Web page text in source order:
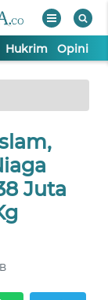
Hukrim Opini
Juta